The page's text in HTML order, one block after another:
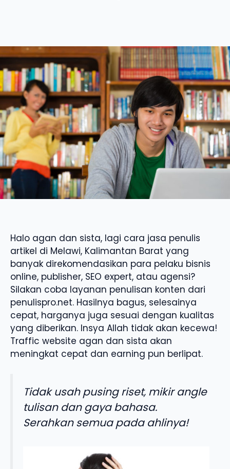
Halo agan dan sista, lagi cara jasa penulis
artikel di Melawi, Kalimantan Barat yang
banyak direkomendasikan para pelaku bisnis
online, publisher, SEO expert, atau agensi?
Silakan coba layanan penulisan konten dari
penulispro.net. Hasilnya bagus, selesainya
cepat, harganya juga sesuai dengan kualitas
yang diberikan. Insya Allah tidak akan kecewa!
Traffic website agan dan sista akan
meningkat cepat dan earning pun berlipat.
Tidak usah pusing riset, mikir angle
tulisan dan gaya bahasa.
Serahkan semua pada ahlinya!